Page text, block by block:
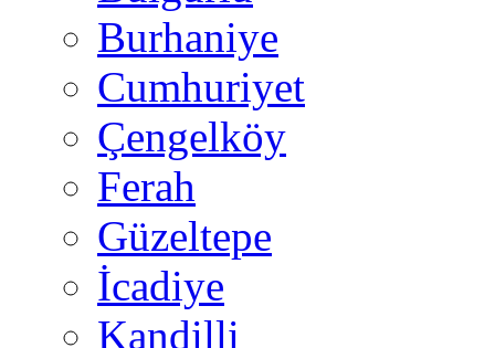
Burhaniye
Cumhuriyet
Çengelköy
Ferah
Güzeltepe
İcadiye
Kandilli